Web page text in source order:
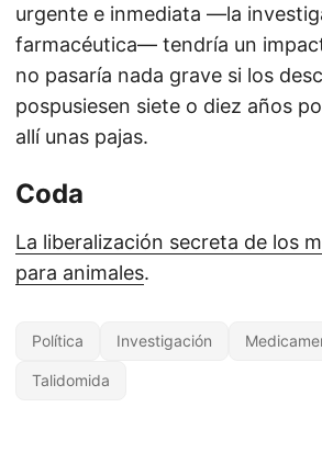
urgente e inmediata —la
farmacéutica— tendría un
no pasaría nada grave si los
pospusiesen siete o diez años
allí unas pajas.
Coda
La liberalización secreta de los
para animales.
Política Investigación
Talidomida